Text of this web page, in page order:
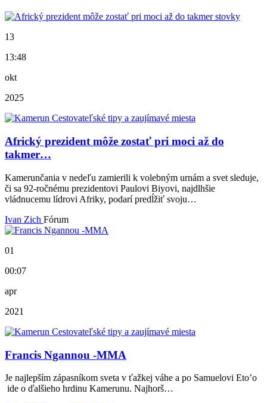
13
13:48
okt
2025
Africký prezident môže zostať pri moci až do
takmer…
Kamerunčania v nedeľu zamierili k volebným urnám a svet sleduje,
či sa 92-ročnému prezidentovi Paulovi Biyovi, najdlhšie
vládnucemu lídrovi Afriky, podarí predĺžiť svoju…
Ivan Zich Fórum
01
00:07
apr
2021
Francis Ngannou -MMA
Je najlepším zápasníkom sveta v ťažkej váhe a po Samuelovi Eto’o
ide o ďalšieho hrdinu Kamerunu. Najhorš…